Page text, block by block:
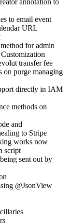
annotation to
to email event
URL
for admin
transfer fee
on purge managing
directly in IAM
methods on
and
to Stripe
works now
script
sent out by
@JsonView